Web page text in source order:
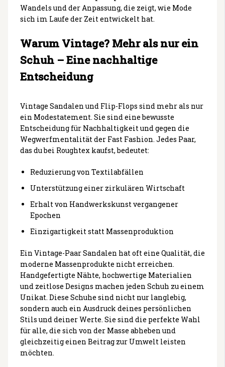
Wandels und der Anpassung, die zeigt, wie Mode
sich im Laufe der Zeit entwickelt hat.
Warum Vintage? Mehr als nur ein
Schuh – Eine nachhaltige
Entscheidung
Vintage Sandalen und Flip-Flops sind mehr als nur
ein Modestatement. Sie sind eine bewusste
Entscheidung für Nachhaltigkeit und gegen die
Wegwerfmentalität der Fast Fashion. Jedes Paar,
das du bei Roughtex kaufst, bedeutet:
Reduzierung von Textilabfällen
Unterstützung einer zirkulären Wirtschaft
Erhalt von Handwerkskunst vergangener
Epochen
Einzigartigkeit statt Massenproduktion
Ein Vintage-Paar Sandalen hat oft eine Qualität, die
moderne Massenprodukte nicht erreichen.
Handgefertigte Nähte, hochwertige Materialien
und zeitlose Designs machen jeden Schuh zu einem
Unikat. Diese Schuhe sind nicht nur langlebig,
sondern auch ein Ausdruck deines persönlichen
Stils und deiner Werte. Sie sind die perfekte Wahl
für alle, die sich von der Masse abheben und
gleichzeitig einen Beitrag zur Umwelt leisten
möchten.